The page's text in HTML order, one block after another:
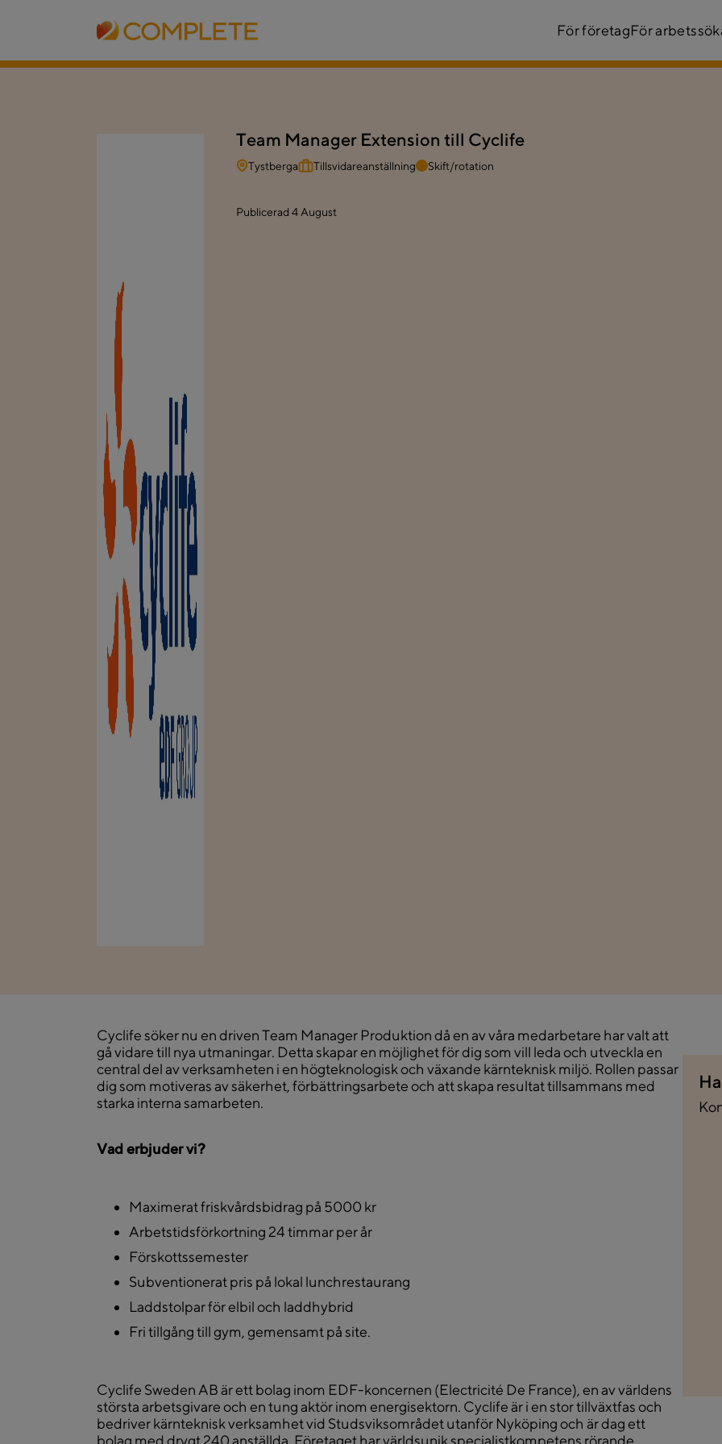
För företagFör
Team Manager Extension till Cyclife
Tystberga Tillsvidareanställning Skift/rotation
Publicerad 4 August
Cyclife söker nu en driven Team Manager Produktion då en av våra medarbetare har valt att
gå vidare till nya utmaningar. Detta skapar en möjlighet för dig som vill leda och utveckla en
central del av verksamheten i en högteknologisk och växande kärnteknisk miljö. Rollen passar
dig som motiveras av säkerhet, förbättringsarbete och att skapa resultat tillsammans med
starka interna samarbeten.
Vad erbjuder vi?
Maximerat friskvårdsbidrag på 5000 kr
Arbetstidsförkortning 24 timmar per år
Förskottssemester
Subventionerat pris på lokal lunchrestaurang
Laddstolpar för elbil och laddhybrid
Fri tillgång till gym, gemensamt på site.
Cyclife Sweden AB är ett bolag inom EDF-koncernen (Electricité De France), en av världens
största arbetsgivare och en tung aktör inom energisektorn. Cyclife är i en stor tillväxtfas och
bedriver kärnteknisk verksamhet vid Studsviksområdet utanför Nyköping och är dag ett
bolag med drygt 240 anställda. Företaget har världsunik specialistkompetens rörande